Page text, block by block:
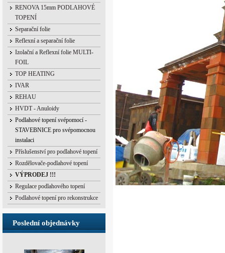
RENOVA 15mm PODLAHOVÉ
TOPENÍ
Separační folie
Reflexní a separační folie
Izolační a Reflexní folie MULTI-
FOIL
TOP HEATING
IVAR
REHAU
HVDT - Anuloidy
Podlahové topení svépomocí -
STAVEBNICE pro svépomocnou
instalaci
Příslušenství pro podlahové topení
Rozdělovače-podlahové topení
VÝPRODEJ !!!
Regulace podlahového topení
Podlahové topení pro rekonstrukce
Poslední objednávky